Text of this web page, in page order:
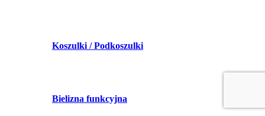
Koszulki / Podkoszulki
Bielizna funkcyjna